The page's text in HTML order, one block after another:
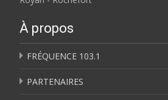
À propos
FRÉQUENCE 103.1
PARTENAIRES